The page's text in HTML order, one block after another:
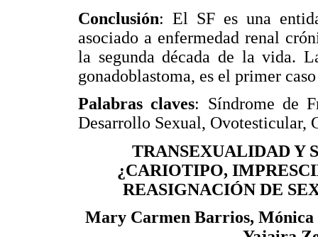
Conclusión: El SF es una
asociado a enfermedad renal
la segunda década de la vida.
gonadoblastoma, es el primer
Palabras claves: Síndrome de
Desarrollo Sexual, Ovotesticular,
TRANSEXUALIDAD Y
¿CARIOTIPO,
REASIGNACIÓN DE
Mary Carmen Barrios, Mónica